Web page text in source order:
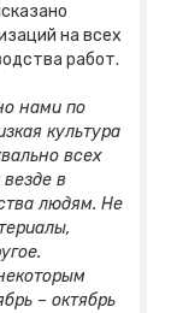
на всех
работ.
нами по
культура
всех
в
людям. Не
– октябрь